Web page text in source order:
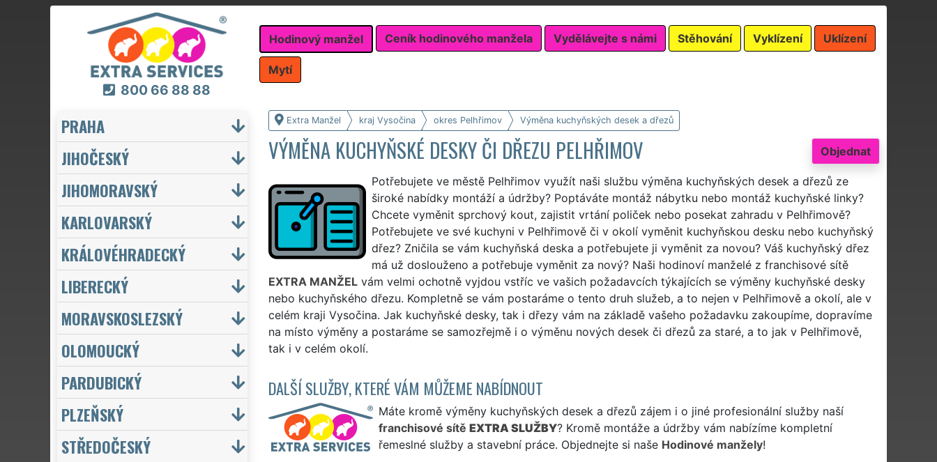
800 66 88 88
Hodinový manžel Ceník hodinového manžela Vydělávejte s námi Stěhování Vyklízení Uklízení
Mytí
Extra Manžel kraj Vysočina okres Pelhřimov Výměna kuchyňských desek a dřezů
Objednat
VÝMĚNA KUCHYŇSKÉ DESKY ČI DŘEZU PELHŘIMOV
Potřebujete ve městě Pelhřimov využít naši službu výměna kuchyňských desek a dřezů ze
široké nabídky montáží a údržby? Poptáváte montáž nábytku nebo montáž kuchyňské linky?
Chcete vyměnit sprchový kout, zajistit vrtání poliček nebo posekat zahradu v Pelhřimově?
Potřebujete ve své kuchyni v Pelhřimově či v okolí vyměnit kuchyňskou desku nebo kuchyňský
dřez? Zničila se vám kuchyňská deska a potřebujete ji vyměnit za novou? Váš kuchyňský dřez
má už doslouženo a potřebuje vyměnit za nový? Naši hodinoví manželé z franchisové sítě
EXTRA MANŽELvám velmi ochotně vyjdou vstříc ve vašich požadavcích týkajících se výměny kuchyňské desky
nebo kuchyňského dřezu. Kompletně se vám postaráme o tento druh služeb, a to nejen v Pelhřimově a okolí, ale v
celém kraji Vysočina. Jak kuchyňské desky, tak i dřezy vám na základě vašeho požadavku zakoupíme, dopravíme
na místo výměny a postaráme se samozřejmě i o výměnu nových desek či dřezů za staré, a to jak v Pelhřimově,
tak i v celém okolí.
DALŠÍ SLUŽBY, KTERÉ VÁM MŮŽEME NABÍDNOUT
Máte kromě výměny kuchyňských desek a dřezů zájem i o jiné profesionální služby naší
franchisové sítě EXTRA SLUŽBY? Kromě montáže a údržby vám nabízíme kompletní
řemeslné služby a stavební práce. Objednejte si naše Hodinové manžely!
PRAHA
JIHOČESKÝ
JIHOMORAVSKÝ
KARLOVARSKÝ
KRÁLOVÉHRADECKÝ
LIBERECKÝ
MORAVSKOSLEZSKÝ
OLOMOUCKÝ
PARDUBICKÝ
PLZEŇSKÝ
STŘEDOČESKÝ